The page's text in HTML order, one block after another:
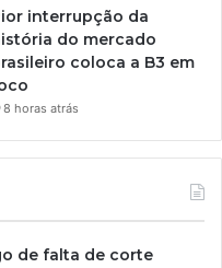
interrupção da
do mercado
coloca a B3 em
8 horas atrás
de falta de corte